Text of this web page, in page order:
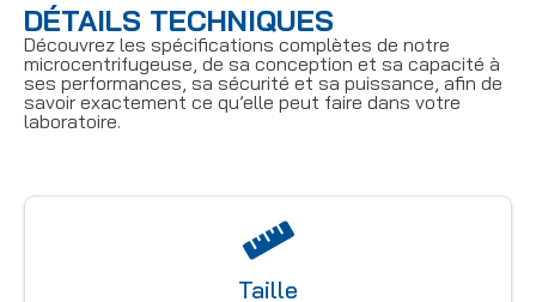
DÉTAILS TECHNIQUES
Découvrez les spécifications complètes de notre
microcentrifugeuse, de sa conception et sa capacité à
ses performances, sa sécurité et sa puissance, afin de
savoir exactement ce qu’elle peut faire dans votre
laboratoire.
Taille